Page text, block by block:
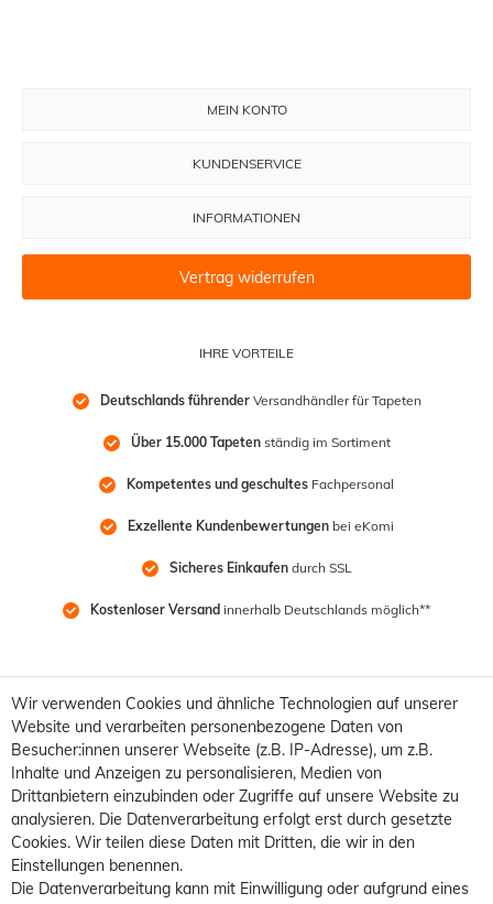
IHRE VORTEILE
Deutschlands führender Versandhändler für Tapeten
Über 15.000 Tapeten ständig im Sortiment
Kompetentes und geschultes Fachpersonal
Exzellente Kundenbewertungen bei eKomi
Sicheres Einkaufen durch SSL
Kostenloser Versand innerhalb Deutschlands möglich**
MEIN KONTO
KUNDENSERVICE
INFORMATIONEN
Vertrag widerrufen
Wir verwenden Cookies und ähnliche Technologien auf unserer
Website und verarbeiten personenbezogene Daten von
Besucher:innen unserer Webseite (z.B. IP-Adresse), um z.B.
Inhalte und Anzeigen zu personalisieren, Medien von
Drittanbietern einzubinden oder Zugriffe auf unsere Website zu
analysieren. Die Datenverarbeitung erfolgt erst durch gesetzte
Cookies. Wir teilen diese Daten mit Dritten, die wir in den
Einstellungen benennen.
Die Datenverarbeitung kann mit Einwilligung oder aufgrund eines